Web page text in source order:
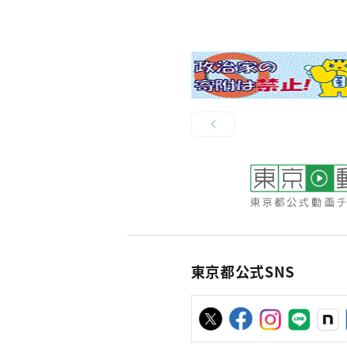
東京都公式SNS